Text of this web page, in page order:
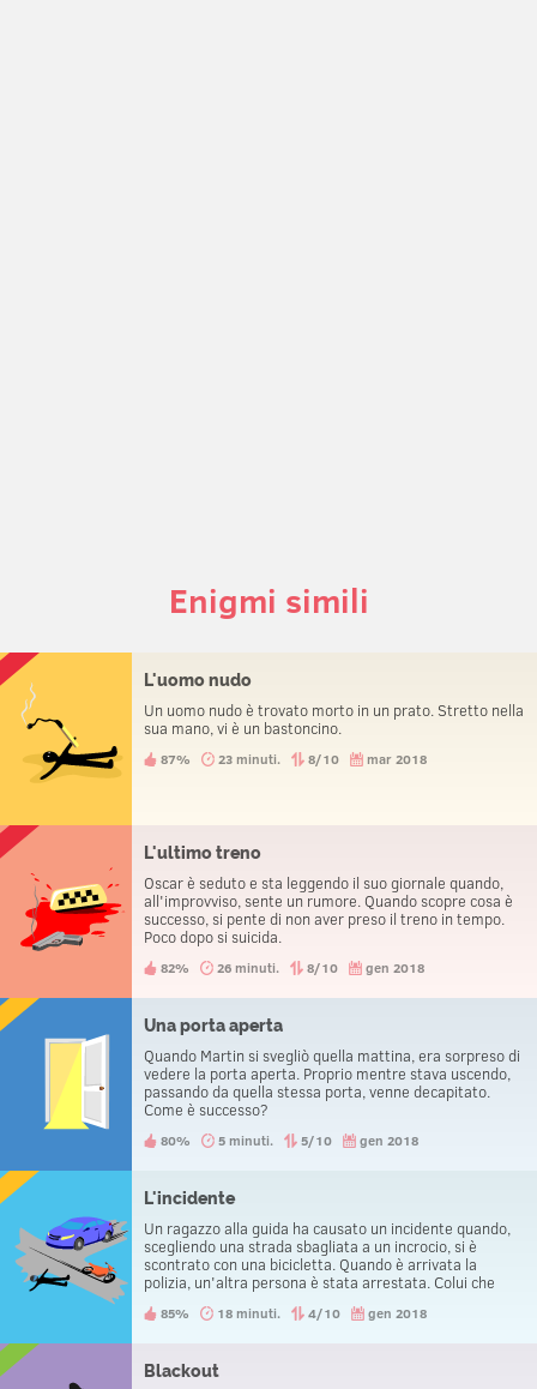
Enigmi simili
L'uomo nudo
Un uomo nudo è trovato morto in un prato. Stretto nella
sua mano, vi è un bastoncino.
87% 23 minuti. 8/10 mar 2018
L'ultimo treno
Oscar è seduto e sta leggendo il suo giornale quando,
all'improvviso, sente un rumore. Quando scopre cosa è
successo, si pente di non aver preso il treno in tempo.
Poco dopo si suicida.
82% 26 minuti. 8/10 gen 2018
Una porta aperta
Quando Martin si svegliò quella mattina, era sorpreso di
vedere la porta aperta. Proprio mentre stava uscendo,
passando da quella stessa porta, venne decapitato.
Come è successo?
80% 5 minuti. 5/10 gen 2018
L'incidente
Un ragazzo alla guida ha causato un incidente quando,
scegliendo una strada sbagliata a un incrocio, si è
scontrato con una bicicletta. Quando è arrivata la
polizia, un'altra persona è stata arrestata. Colui che
85% 18 minuti. 4/10 gen 2018
Blackout